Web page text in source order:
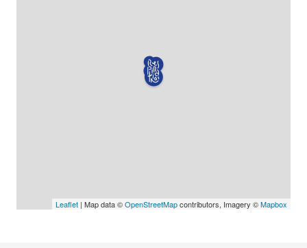
Leaflet | Map data ©OpenStreetMapcontributors, Imagery ©Mapbox